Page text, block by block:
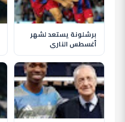
برشلونة يستعد لشهر
أغسطس الناري
بمواجهة الأهلي وظهور
حمزة عبد الكريم